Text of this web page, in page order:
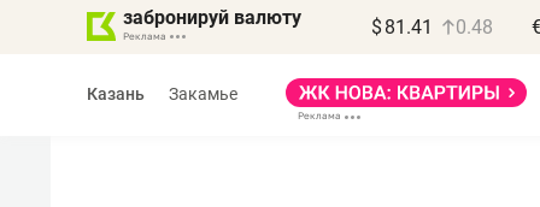
забронируй валюту $ 81.41 0.48
Казань Закамье